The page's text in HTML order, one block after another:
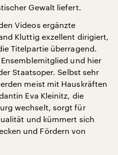
Gewalt liefert.
Videos ergänzte
Kluttig exzellent dirigiert,
Titelpartie überragend.
und hier
Staatsoper. Selbst sehr
meist mit Hauskräften
Eva Kleinitz, die
wechselt, sorgt für
und kümmert sich
und Fördern von